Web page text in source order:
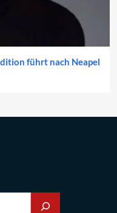
führt nach Neapel